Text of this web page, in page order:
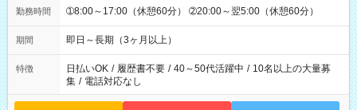
勤務時間 ➀8:00～17:00（休憩60分） ➁20:00～翌5:00（休憩60分）
期間 即日～長期（3ヶ月以上）
特徴 日払いOK / 履歴書不要 / 40～50代活躍中 / 10名以上の大量募
集 / 電話対応なし